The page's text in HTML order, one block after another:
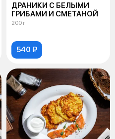
ДРАНИКИ С БЕЛЫМИ
ГРИБАМИ И СМЕТАНОЙ
200 г
540 ₽